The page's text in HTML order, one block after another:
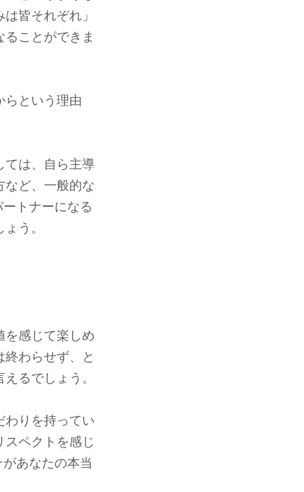
皆それぞれ」
ことができま
らという理由
ては、自ら主導
など、一般的な
トナーになる
う。
を感じて楽しめ
わらせず、と
るでしょう。
わりを持ってい
スペクトを感じ
あなたの本当